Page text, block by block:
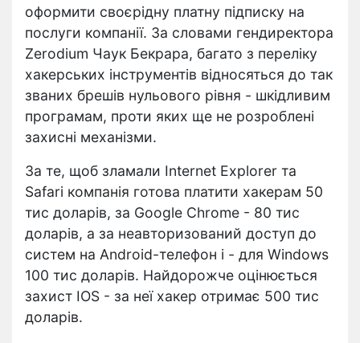
оформити своєрідну платну підписку на
послуги компанії. За словами гендиректора
Zerodium Чаук Бекрара, багато з переліку
хакерських інструментів відносяться до так
званих брешів нульового рівня - шкідливим
програмам, проти яких ще не розроблені
захисні механізми.
За те, щоб зламали Internet Explorer та
Safari компанія готова платити хакерам 50
тис доларів, за Google Chrome - 80 тис
доларів, а за неавторизований доступ до
систем на Android-телефон і - для Windows
100 тис доларів. Найдорожче оцінюється
захист IOS - за неї хакер отримає 500 тис
доларів.